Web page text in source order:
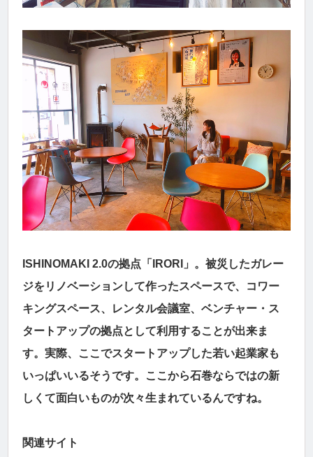
ISHINOMAKI 2.0の拠点「IRORI」。被災したガレー
ジをリノベーションして作ったスペースで、コワー
キングスペース、レンタル会議室、ベンチャー・ス
タートアップの拠点として利用することが出来ま
す。実際、ここでスタートアップした若い起業家も
いっぱいいるそうです。ここから石巻ならではの新
しくて面白いものが次々生まれているんですね。
関連サイト